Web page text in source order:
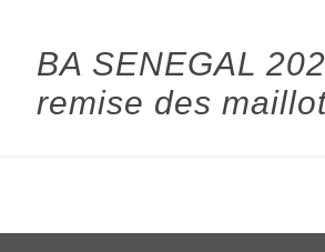
BA SENEGAL
remise des